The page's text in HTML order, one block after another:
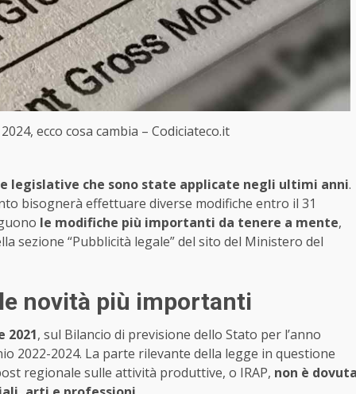
ecco cosa cambia – Codiciateco.it
legislative che sono state applicate negli ultimi anni.
bisognerà effettuare diverse modifiche entro il 31
le modifiche più importanti da tenere a mente,
sezione “Pubblicità legale” del sito del Ministero del
novità più importanti
2021, sul Bilancio di previsione dello Stato per l’anno
2022-2024. La parte rilevante della legge in questione
regionale sulle attività produttive, o IRAP, non è